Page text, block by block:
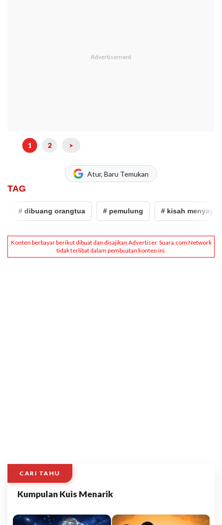
1 2 >
Atur, Baru Temukan
TAG
# dibuang orangtua # pemulung # kisah menyayat
CARI TAHU
Kumpulan Kuis Menarik